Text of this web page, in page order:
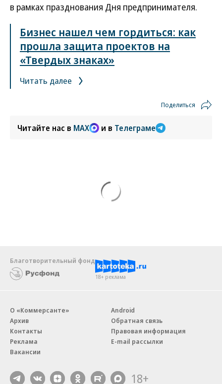
в рамках празднования Дня предпринимателя.
Бизнес нашел чем гордиться: как
прошла защита проектов на
«Твердых знаках»
Читать далее
Поделиться
Читайте нас в MAX и в Телеграме
Благотворительный фонд
18+ реклама
О «Коммерсанте»
Архив
Контакты
Реклама
Вакансии
Android
Обратная связь
Правовая информация
E-mail рассылки
18+